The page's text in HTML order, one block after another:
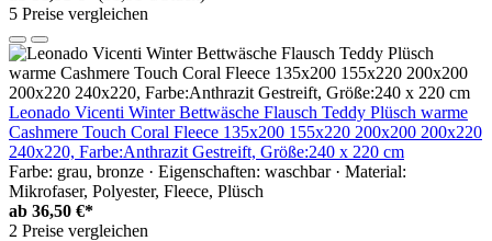
5 Preise vergleichen
Leonado Vicenti Winter Bettwäsche Flausch Teddy Plüsch warme
Cashmere Touch Coral Fleece 135x200 155x220 200x200 200x220
240x220, Farbe:Anthrazit Gestreift, Größe:240 x 220 cm
Farbe: grau, bronze · Eigenschaften: waschbar · Material:
Mikrofaser, Polyester, Fleece, Plüsch
ab 36,50 €*
2 Preise vergleichen